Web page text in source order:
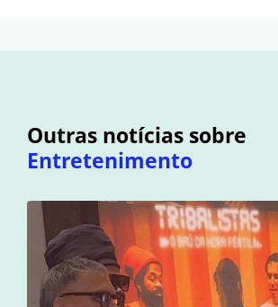
Outras notícias sobre
Entretenimento